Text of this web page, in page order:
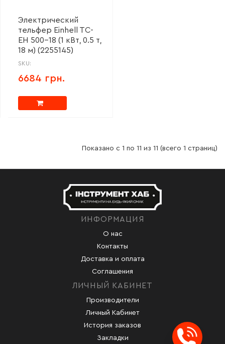
Электрический
тельфер Einhell TC-
EH 500-18 (1 кВт, 0.5 т,
18 м) (2255145)
SKU:
6684 грн.
Показано с 1 по 11 из 11 (всего 1 страниц)
ИНФОРМАЦИЯ
О нас
Контакты
Доставка и оплата
Соглашения
ЛИЧНЫЙ КАБИНЕТ
Производители
Личный Кабинет
История заказов
Закладки